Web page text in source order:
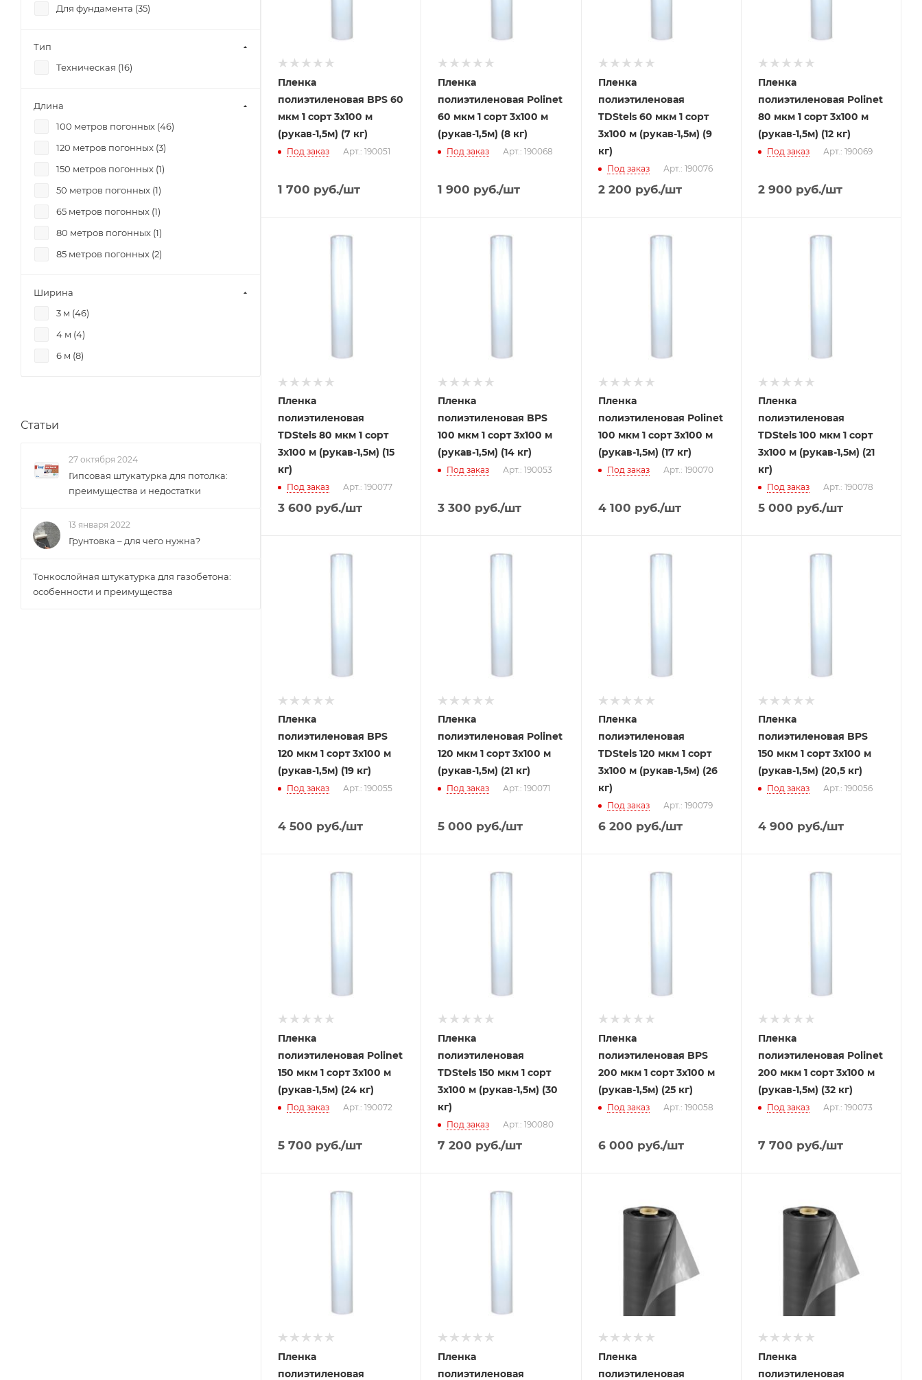
Пленка
полиэтиленовая BPS 60
мкм 1 сорт 3x100 м
(рукав-1,5м) (7 кг)
Под заказ Арт.: 190051
1 700 руб./шт
Пленка
полиэтиленовая Polinet
60 мкм 1 сорт 3x100 м
(рукав-1,5м) (8 кг)
Под заказ Арт.: 190068
1 900 руб./шт
Пленка
полиэтиленовая
TDStels 60 мкм 1 сорт
3x100 м (рукав-1,5м) (9
кг)
Под заказ Арт.: 190076
2 200 руб./шт
Пленка
полиэтиленовая Polinet
80 мкм 1 сорт 3x100 м
(рукав-1,5м) (12 кг)
Под заказ Арт.: 190069
2 900 руб./шт
Пленка
полиэтиленовая
TDStels 80 мкм 1 сорт
3x100 м (рукав-1,5м) (15
кг)
Под заказ Арт.: 190077
3 600 руб./шт
Пленка
полиэтиленовая BPS
100 мкм 1 сорт 3x100 м
(рукав-1,5м) (14 кг)
Под заказ Арт.: 190053
3 300 руб./шт
Пленка
полиэтиленовая Polinet
100 мкм 1 сорт 3x100 м
(рукав-1,5м) (17 кг)
Под заказ Арт.: 190070
4 100 руб./шт
Пленка
полиэтиленовая
TDStels 100 мкм 1 сорт
3x100 м (рукав-1,5м) (21
кг)
Под заказ Арт.: 190078
5 000 руб./шт
Пленка
полиэтиленовая BPS
120 мкм 1 сорт 3x100 м
(рукав-1,5м) (19 кг)
Под заказ Арт.: 190055
4 500 руб./шт
Пленка
полиэтиленовая Polinet
120 мкм 1 сорт 3x100 м
(рукав-1,5м) (21 кг)
Под заказ Арт.: 190071
5 000 руб./шт
Пленка
полиэтиленовая
TDStels 120 мкм 1 сорт
3x100 м (рукав-1,5м) (26
кг)
Под заказ Арт.: 190079
6 200 руб./шт
Пленка
полиэтиленовая BPS
150 мкм 1 сорт 3x100 м
(рукав-1,5м) (20,5 кг)
Под заказ Арт.: 190056
4 900 руб./шт
Пленка
полиэтиленовая Polinet
150 мкм 1 сорт 3x100 м
(рукав-1,5м) (24 кг)
Под заказ Арт.: 190072
5 700 руб./шт
Пленка
полиэтиленовая
TDStels 150 мкм 1 сорт
3x100 м (рукав-1,5м) (30
кг)
Под заказ Арт.: 190080
7 200 руб./шт
Пленка
полиэтиленовая BPS
200 мкм 1 сорт 3x100 м
(рукав-1,5м) (25 кг)
Под заказ Арт.: 190058
6 000 руб./шт
Пленка
полиэтиленовая Polinet
200 мкм 1 сорт 3x100 м
(рукав-1,5м) (32 кг)
Под заказ Арт.: 190073
7 700 руб./шт
Пленка
полиэтиленовая
Пленка
полиэтиленовая
Пленка
полиэтиленовая
Пленка
полиэтиленовая
Для фундамента (35)
Тип
Техническая (16)
Длина
100 метров погонных (46)
120 метров погонных (3)
150 метров погонных (1)
50 метров погонных (1)
65 метров погонных (1)
80 метров погонных (1)
85 метров погонных (2)
Ширина
3 м (46)
4 м (4)
6 м (8)
Статьи
27 октября 2024
Гипсовая штукатурка для потолка:
преимущества и недостатки
13 января 2022
Грунтовка – для чего нужна?
Тонкослойная штукатурка для газобетона:
особенности и преимущества